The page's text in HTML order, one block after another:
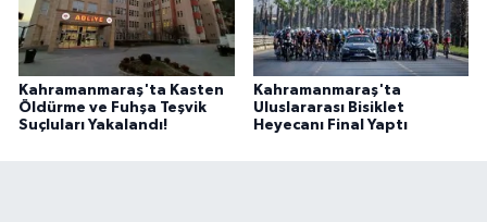
Kahramanmaraş'ta Kasten
Öldürme ve Fuhşa Teşvik
Suçluları Yakalandı!
Kahramanmaraş'ta
Uluslararası Bisiklet
Heyecanı Final Yaptı